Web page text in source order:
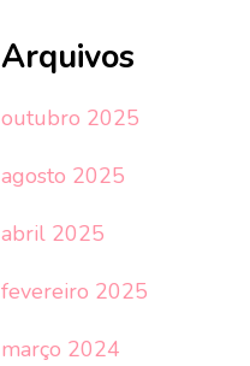
Arquivos
outubro 2025
agosto 2025
abril 2025
fevereiro 2025
março 2024